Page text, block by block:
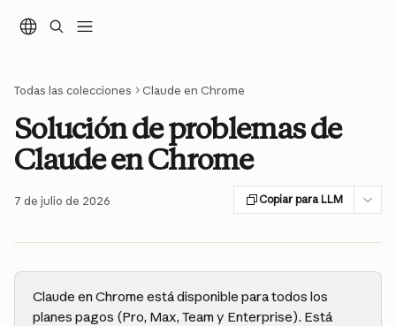
Todas las colecciones Claude en Chrome
Solución de problemas de
Claude en Chrome
7 de julio de 2026 Copiar para LLM
Claude en Chrome está disponible para todos los
planes pagos (Pro, Max, Team y Enterprise). Está